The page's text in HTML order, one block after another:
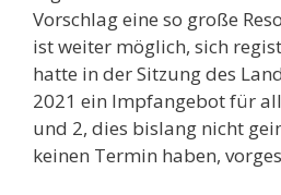
Vorschlag eine so große
ist weiter möglich, sich
hatte in der Sitzung des
2021 ein Impfangebot für
und 2, dies bislang nicht
keinen Termin haben,